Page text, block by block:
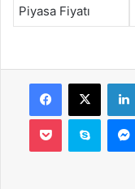
Piyasa Fiyatı
Facebook
X
Pocket Skype